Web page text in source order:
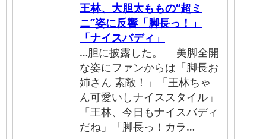
王林、大胆太ももの“超ミ
ニ”姿に反響「脚長っ！」
「ナイスバディ」
…胆に披露した。 美脚全開
な姿にファンからは「脚長お
姉さん 素敵！」「王林ちゃ
ん可愛いしナイススタイル」
「王林、今日もナイスバディ
だね」「脚長っ！カラ…